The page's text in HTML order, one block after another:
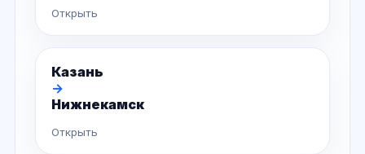
Открыть
Казань
→
Нижнекамск
Открыть